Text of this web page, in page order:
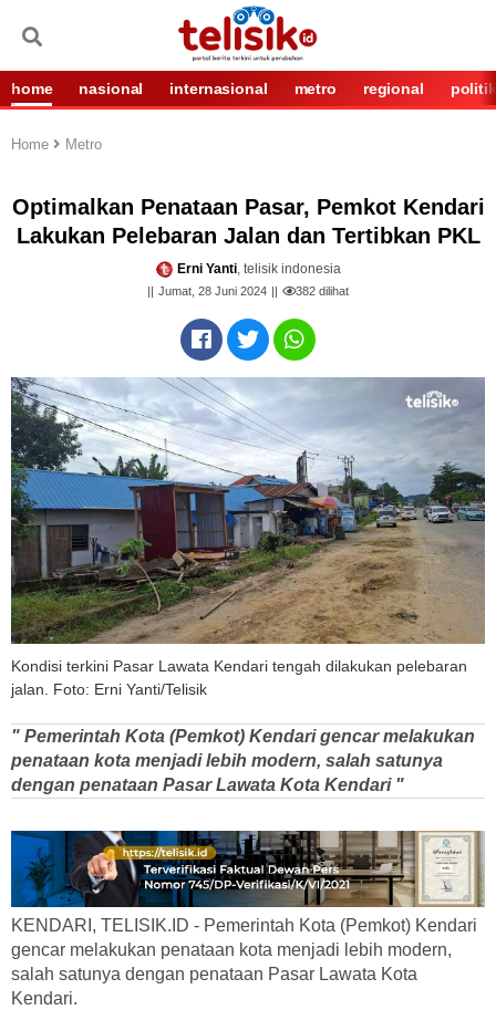
home nasional internasional metro regional politik
Home Metro
Optimalkan Penataan Pasar, Pemkot Kendari
Lakukan Pelebaran Jalan dan Tertibkan PKL
Erni Yanti, telisik indonesia
Jumat, 28 Juni 2024 382 dilihat
Kondisi terkini Pasar Lawata Kendari tengah dilakukan pelebaran
jalan. Foto: Erni Yanti/Telisik
" Pemerintah Kota (Pemkot) Kendari gencar melakukan
penataan kota menjadi lebih modern, salah satunya
dengan penataan Pasar Lawata Kota Kendari "
KENDARI, TELISIK.ID - Pemerintah Kota (Pemkot) Kendari
gencar melakukan penataan kota menjadi lebih modern,
salah satunya dengan penataan Pasar Lawata Kota
Kendari.